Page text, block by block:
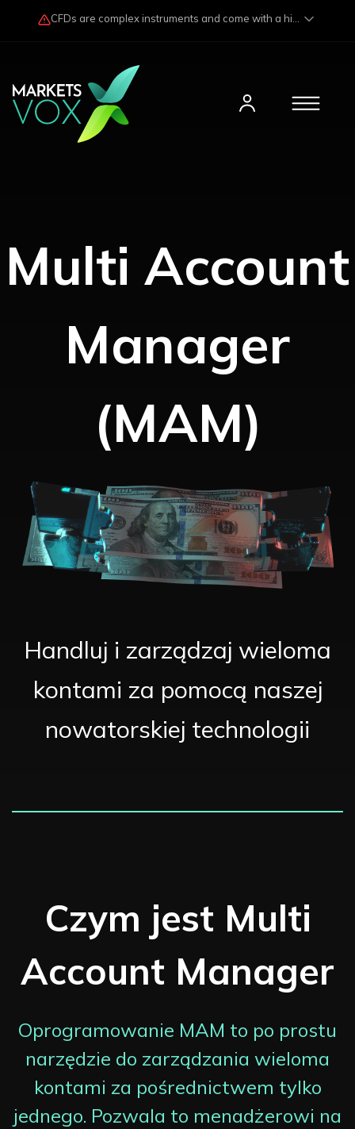
Multi Account
Manager
(MAM)
Handluj i zarządzaj wieloma
kontami za pomocą naszej
nowatorskiej technologii
Czym jest Multi
Account Manager
Oprogramowanie MAM to po prostu
narzędzie do zarządzania wieloma
kontami za pośrednictwem tylko
jednego. Pozwala to menadżerowi na